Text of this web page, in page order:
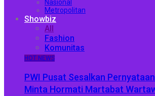
Nasional
Metropolitan
Showbiz
All
Fashion
Komunitas
HOT NEWS
PWI Pusat Sesalkan
Minta Hormati Martabat